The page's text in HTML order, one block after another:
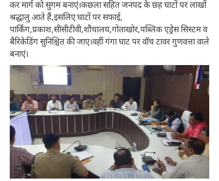
कर मार्ग को सुगम बनाएं।कछला सहित जनपद के छह घाटों पर लाखों
श्रद्धालु आते हैं,इसलिए घाटों पर सफाई,
पार्किंग,प्रकाश,सीसीटीवी,शौचालय,गोताखोर,पब्लिक एड्रेस सिस्टम व
बैरिकेडिंग सुनिश्चित की जाए।वहीं गंगा घाट पर वॉच टावर गुणवत्ता वाले
बनाएं।